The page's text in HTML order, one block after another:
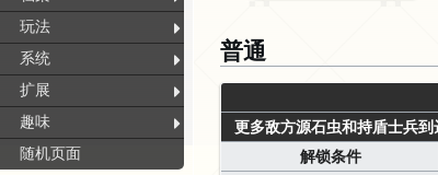
普通
更多敌方源石虫和持盾士兵
解锁条件
玩法
系统
扩展
趣味
随机页面